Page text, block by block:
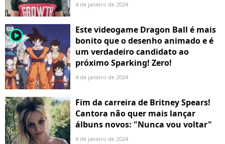
4 de janeiro de 2024
player2
Este videogame Dragon Ball é mais
bonito que o desenho animado e é
um verdadeiro candidato ao
próximo Sparking! Zero!
4 de janeiro de 2024
Fim da carreira de Britney Spears!
Cantora não quer mais lançar
álbuns novos: "Nunca vou voltar"
4 de janeiro de 2024